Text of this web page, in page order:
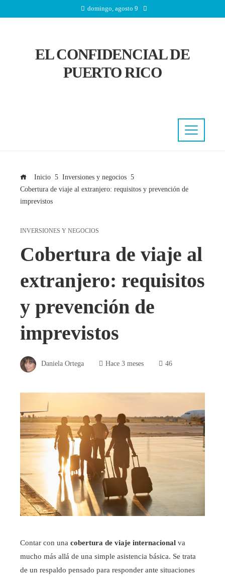
domingo, agosto 9
EL CONFIDENCIAL DE
PUERTO RICO
Inicio
Inversiones y negocios
Cobertura de viaje al extranjero: requisitos y prevención de
imprevistos
INVERSIONES Y NEGOCIOS
Cobertura de viaje al
extranjero: requisitos
y prevención de
imprevistos
Daniela Ortega Hace 3 meses 46
Contar con una cobertura de viaje internacional va
mucho más allá de una simple asistencia básica. Se trata
de un respaldo pensado para responder ante situaciones